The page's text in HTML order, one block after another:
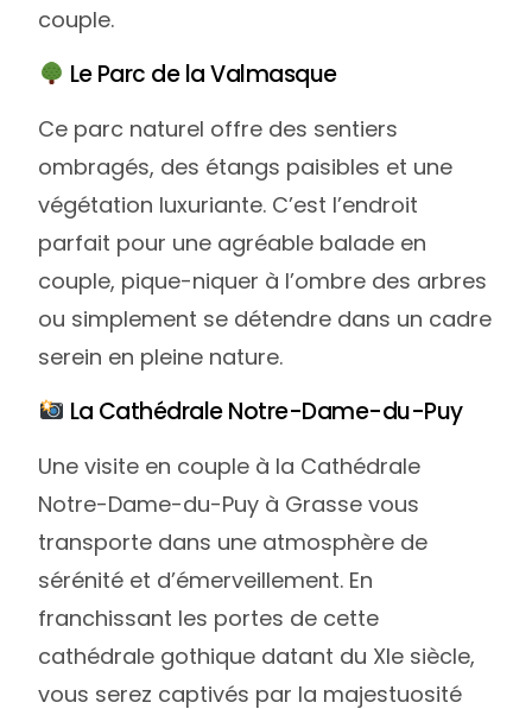
couple.
Le Parc de la Valmasque
Ce parc naturel offre des sentiers
ombragés, des étangs paisibles et une
végétation luxuriante. C’est l’endroit
parfait pour une agréable balade en
couple, pique-niquer à l’ombre des arbres
ou simplement se détendre dans un cadre
serein en pleine nature.
La Cathédrale Notre-Dame-du-Puy
Une visite en couple à la Cathédrale
Notre-Dame-du-Puy à Grasse vous
transporte dans une atmosphère de
sérénité et d’émerveillement. En
franchissant les portes de cette
cathédrale gothique datant du XIe siècle,
vous serez captivés par la majestuosité